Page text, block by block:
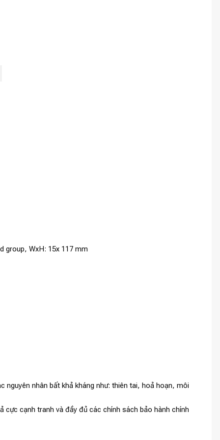
group, WxH: 15x 117 mm
nhân bất khả kháng như: thiên tai, hoả hoạn, môi
cực cạnh tranh và đầy đủ các chính sách bảo hành chính